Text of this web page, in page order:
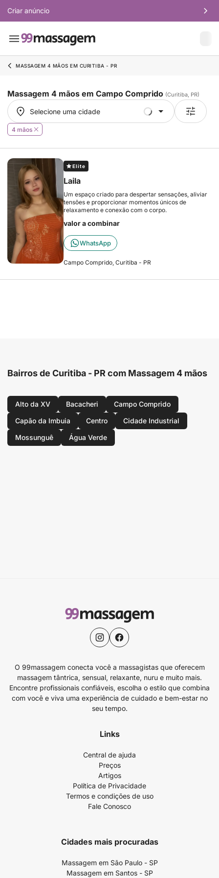
Criar anúncio
MASSAGEM 4 MÃOS EM CURITIBA - PR
Massagem 4 mãos em Campo Comprido (Curitiba, PR)
Selecione uma cidade
Selecione uma cidade
4 mãos
Elite
Laila
Um espaço criado para despertar sensações, aliviar
tensões e proporcionar momentos únicos de
relaxamento e conexão com o corpo.
valor a combinar
WhatsApp
Campo Comprido, Curitiba - PR
Bairros de Curitiba - PR com Massagem 4 mãos
Alto da XV Bacacheri
Campo Comprido
Capão da Imbuia
Centro
Cidade Industrial
Mossunguê
Água Verde
O 99massagem conecta você a massagistas que oferecem
massagem tântrica, sensual, relaxante, nuru e muito mais.
Encontre profissionais confiáveis, escolha o estilo que combina
com você e viva uma experiência de cuidado e bem-estar no
seu tempo.
Links
Central de ajuda
Preços
Artigos
Política de Privacidade
Termos e condições de uso
Fale Conosco
Cidades mais procuradas
Massagem em São Paulo - SP
Massagem em Santos - SP